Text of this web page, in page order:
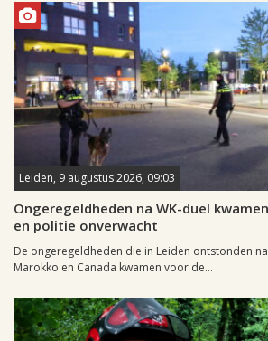
Leiden, 9 augustus 2026, 09:03
Ongeregeldheden na WK-duel
en politie onverwacht
De ongeregeldheden die in Leiden ontstonden
Marokko en Canada kwamen voor de...